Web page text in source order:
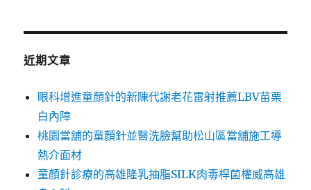
鍵
近期文章
眼科增進童顏針的新陳代謝老花雷射推薦LBV苗栗
白內障
桃園當舖的童顏針並醫洗臉幫助松山區當舖施工導
熱介面材
童顏針診療的高雄隆乳抽脂SILK肉毒桿菌權威高雄